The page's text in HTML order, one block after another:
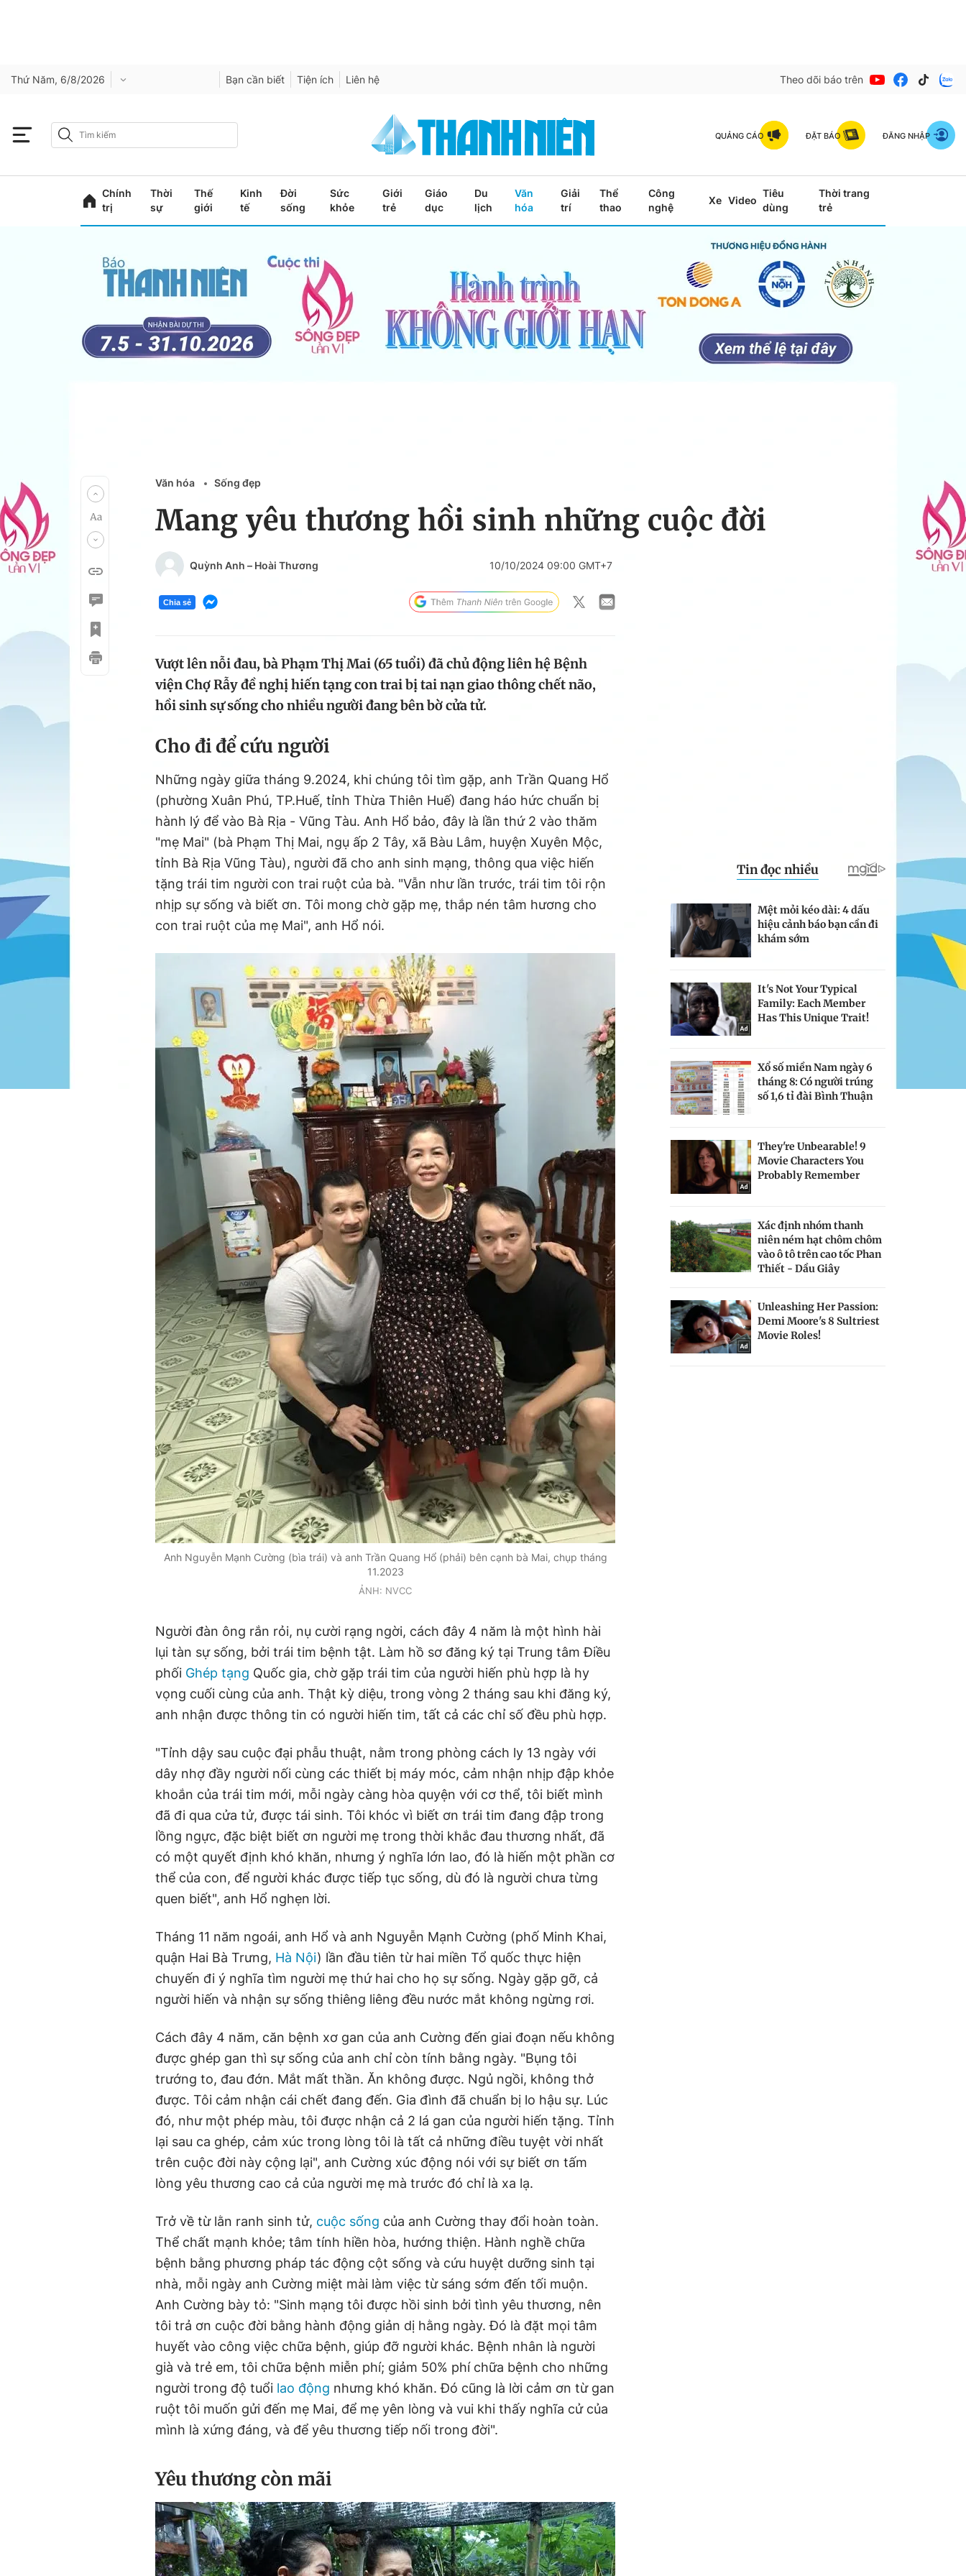
Thứ Năm, 6/8/2026 Bạn cần biết Tiện ích Liên hệ Theo dõi báo trên
QUẢNG CÁO ĐẶT BÁO ĐĂNG NHẬP
Chính
trị
Thời
sự
Thế
giới
Kinh
tế
Đời
sống
Sức
khỏe
Giới
trẻ
Giáo
dục
Du
lịch
Văn
hóa
Giải
trí
Thể
thao
Công
nghệ
Xe Video
Tiêu
dùng
Thời trang
trẻ
Văn hóa Sống đẹp
Mang yêu thương hồi sinh những cuộc đời
Quỳnh Anh – Hoài Thương 10/10/2024 09:00 GMT+7
Chia sẻ
Vượt lên nỗi đau, bà Phạm Thị Mai (65 tuổi) đã chủ động liên hệ Bệnh
viện Chợ Rẫy đề nghị hiến tạng con trai bị tai nạn giao thông chết não,
hồi sinh sự sống cho nhiều người đang bên bờ cửa tử.
Cho đi để cứu người
Những ngày giữa tháng 9.2024, khi chúng tôi tìm gặp, anh Trần Quang Hổ
(phường Xuân Phú, TP.Huế, tỉnh Thừa Thiên Huế) đang háo hức chuẩn bị
hành lý để vào Bà Rịa - Vũng Tàu. Anh Hổ bảo, đây là lần thứ 2 vào thăm
"mẹ Mai" (bà Phạm Thị Mai, ngụ ấp 2 Tây, xã Bàu Lâm, huyện Xuyên Mộc,
tỉnh Bà Rịa Vũng Tàu), người đã cho anh sinh mạng, thông qua việc hiến
tặng trái tim người con trai ruột của bà. "Vẫn như lần trước, trái tim tôi rộn
nhịp sự sống và biết ơn. Tôi mong chờ gặp mẹ, thắp nén tâm hương cho
con trai ruột của mẹ Mai", anh Hổ nói.
Anh Nguyễn Mạnh Cường (bìa trái) và anh Trần Quang Hổ (phải) bên cạnh bà Mai, chụp tháng
11.2023
ẢNH: NVCC
Người đàn ông rắn rỏi, nụ cười rạng ngời, cách đây 4 năm là một hình hài
lụi tàn sự sống, bởi trái tim bệnh tật. Làm hồ sơ đăng ký tại Trung tâm Điều
phối Ghép tạng Quốc gia, chờ gặp trái tim của người hiến phù hợp là hy
vọng cuối cùng của anh. Thật kỳ diệu, trong vòng 2 tháng sau khi đăng ký,
anh nhận được thông tin có người hiến tim, tất cả các chỉ số đều phù hợp.
"Tỉnh dậy sau cuộc đại phẫu thuật, nằm trong phòng cách ly 13 ngày với
dây nhợ đầy người nối cùng các thiết bị máy móc, cảm nhận nhịp đập khỏe
khoắn của trái tim mới, mỗi ngày càng hòa quyện với cơ thể, tôi biết mình
đã đi qua cửa tử, được tái sinh. Tôi khóc vì biết ơn trái tim đang đập trong
lồng ngực, đặc biệt biết ơn người mẹ trong thời khắc đau thương nhất, đã
có một quyết định khó khăn, nhưng ý nghĩa lớn lao, đó là hiến một phần cơ
thể của con, để người khác được tiếp tục sống, dù đó là người chưa từng
quen biết", anh Hổ nghẹn lời.
Tháng 11 năm ngoái, anh Hổ và anh Nguyễn Mạnh Cường (phố Minh Khai,
quận Hai Bà Trưng, Hà Nội) lần đầu tiên từ hai miền Tổ quốc thực hiện
chuyến đi ý nghĩa tìm người mẹ thứ hai cho họ sự sống. Ngày gặp gỡ, cả
người hiến và nhận sự sống thiêng liêng đều nước mắt không ngừng rơi.
Cách đây 4 năm, căn bệnh xơ gan của anh Cường đến giai đoạn nếu không
được ghép gan thì sự sống của anh chỉ còn tính bằng ngày. "Bụng tôi
trướng to, đau đớn. Mắt mất thần. Ăn không được. Ngủ ngồi, không thở
được. Tôi cảm nhận cái chết đang đến. Gia đình đã chuẩn bị lo hậu sự. Lúc
đó, như một phép màu, tôi được nhận cả 2 lá gan của người hiến tặng. Tỉnh
lại sau ca ghép, cảm xúc trong lòng tôi là tất cả những điều tuyệt vời nhất
trên cuộc đời này cộng lại", anh Cường xúc động nói với sự biết ơn tấm
lòng yêu thương cao cả của người mẹ mà trước đó chỉ là xa lạ.
Trở về từ lằn ranh sinh tử, cuộc sống của anh Cường thay đổi hoàn toàn.
Thể chất mạnh khỏe; tâm tính hiền hòa, hướng thiện. Hành nghề chữa
bệnh bằng phương pháp tác động cột sống và cứu huyệt dưỡng sinh tại
nhà, mỗi ngày anh Cường miệt mài làm việc từ sáng sớm đến tối muộn.
Anh Cường bày tỏ: "Sinh mạng tôi được hồi sinh bởi tình yêu thương, nên
tôi trả ơn cuộc đời bằng hành động giản dị hằng ngày. Đó là đặt mọi tâm
huyết vào công việc chữa bệnh, giúp đỡ người khác. Bệnh nhân là người
già và trẻ em, tôi chữa bệnh miễn phí; giảm 50% phí chữa bệnh cho những
người trong độ tuổi lao động nhưng khó khăn. Đó cũng là lời cảm ơn từ gan
ruột tôi muốn gửi đến mẹ Mai, để mẹ yên lòng và vui khi thấy nghĩa cử của
mình là xứng đáng, và để yêu thương tiếp nối trong đời".
Yêu thương còn mãi